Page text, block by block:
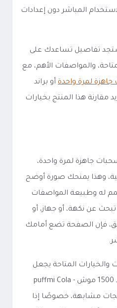
المباشر دون إعدادات
تفاصيل تساعدك على
والمواصفات الأهم، مع
لمرة واحدة أو براند
مقارنة هذا المنتج بخيارات
جاهزة لمرة واحدة،
وهذا يمنحك صورة أوضح
له وطبيعة المواصفات
عن نكهة، أو جهاز، أو
فإن الصفحة تضع أمامك
والخيارات المتاحة يجعل
سحبة بف مي بنكهة الكولا 1500 موش - puffmi Cola
مشابهة، خصوصًا إذا